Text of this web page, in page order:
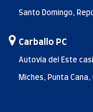
Santo Domingo,
Carballo PC
Autovía del Este
Miches, Punta